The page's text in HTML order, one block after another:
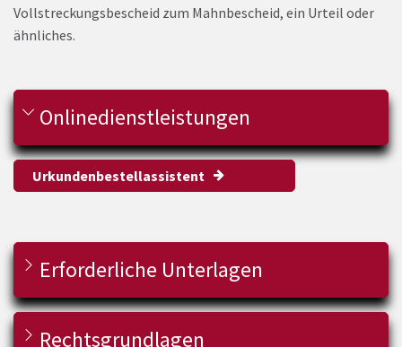
Vollstreckungsbescheid zum Mahnbescheid, ein Urteil oder
ähnliches.
Onlinedienstleistungen
Urkundenbestellassistent
Erforderliche Unterlagen
Rechtsgrundlagen